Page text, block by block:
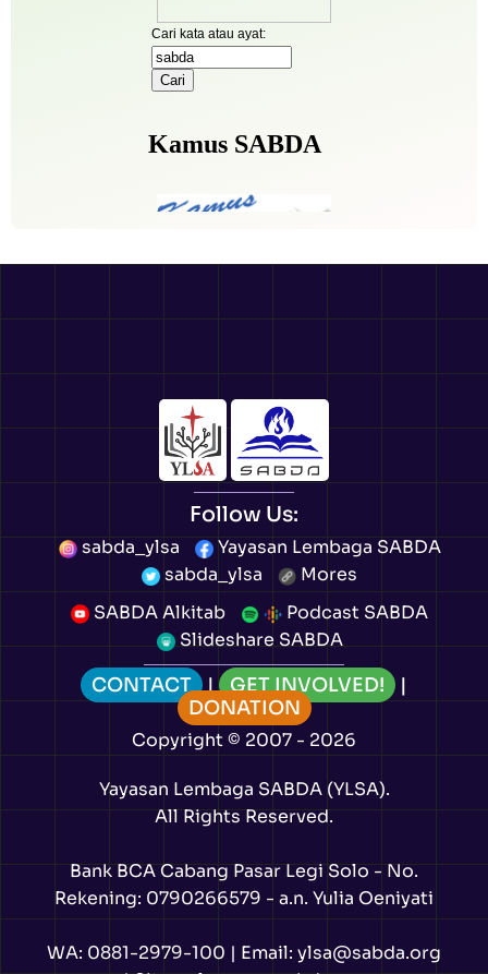
Follow Us:
sabda_ylsa
Yayasan Lembaga SABDA
sabda_ylsa
Mores
SABDA Alkitab
Podcast SABDA
Slideshare SABDA
CONTACT | GET INVOLVED!
|
DONATION
Copyright© 2007 - 2026
Yayasan Lembaga SABDA (YLSA).
All Rights Reserved.
Bank BCA Cabang Pasar Legi Solo - No.
Rekening: 0790266579 - a.n. Yulia Oeniyati
WA: 0881-2979-100 | Email: ylsa@sabda.org